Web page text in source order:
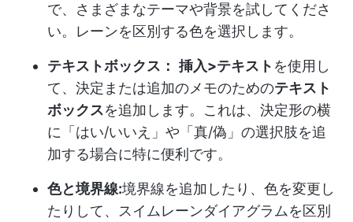
で、さまざまなテーマや背景を試してくださ
い。レーンを区別する色を選択します。
テキストボックス： 挿入>テキスト を使用し
て、決定または追加のメモのためのテキスト
ボックスを追加します。これは、決定形の横
に「はい/いいえ」や「真/偽」の選択肢を追
加する場合に特に便利です。
色と境界線:境界線を追加したり、色を変更し
たりして、スイムレーンダイアグラムを区別